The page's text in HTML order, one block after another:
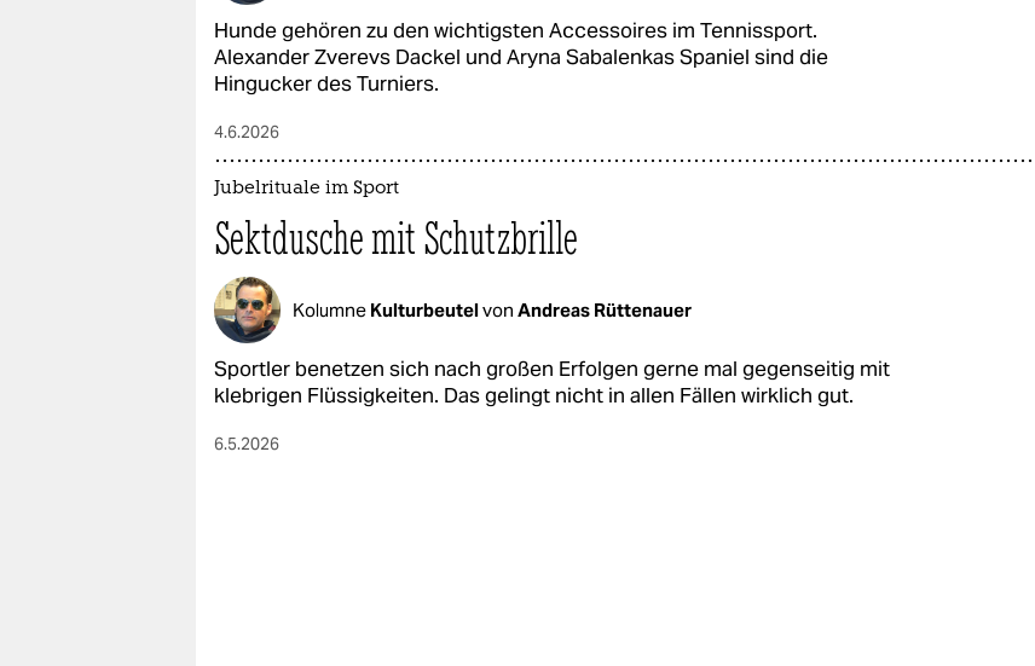
Hunde gehören zu den wichtigsten Accessoires im Tennissport.
Alexander Zverevs Dackel und Aryna Sabalenkas Spaniel sind die
Hingucker des Turniers.
4.6.2026
Jubelrituale im Sport
Sektdusche mit Schutzbrille
Kolumne Kulturbeutelvon Andreas Rüttenauer
Sportler benetzen sich nach großen Erfolgen gerne mal gegenseitig mit
klebrigen Flüssigkeiten. Das gelingt nicht in allen Fällen wirklich gut.
6.5.2026